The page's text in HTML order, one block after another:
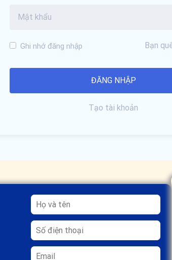
Ghi nhớ đăng nhập Bạn
Tạo tài khoản